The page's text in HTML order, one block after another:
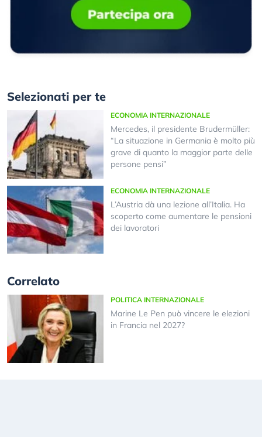
Selezionati per te
ECONOMIA INTERNAZIONALE
Mercedes, il presidente Brudermüller:
“La situazione in Germania è molto più
grave di quanto la maggior parte delle
persone pensi”
ECONOMIA INTERNAZIONALE
L’Austria dà una lezione all’Italia. Ha
scoperto come aumentare le pensioni
dei lavoratori
Correlato
POLITICA INTERNAZIONALE
Marine Le Pen può vincere le elezioni
in Francia nel 2027?